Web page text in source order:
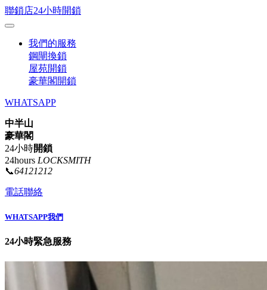
聯鎖店24小時開鎖
我們的服務
鋼閘換鎖
屋苑開鎖
豪華閣開鎖
WHATSAPP
中半山
豪華閣
24小時開鎖
24hours LOCKSMITH
📞64121212
電話聯絡
WHATSAPP我們
24小時緊急服務